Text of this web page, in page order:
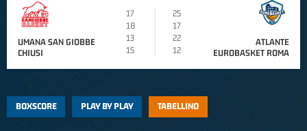
UMANA SAN GIOBBE
CHIUSI
17
25
18
17
13
22
15
12
ATLANTE
EUROBASKET ROMA
BOXSCORE PLAY BY PLAY TABELLINO